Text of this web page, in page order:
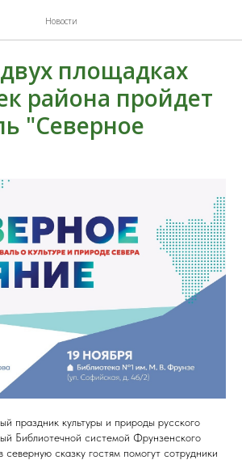
Новости
площадках
района пройдет
"Северное
праздник культуры и природы русского
Библиотечной системой Фрунзенского
северную сказку гостям помогут сотрудники